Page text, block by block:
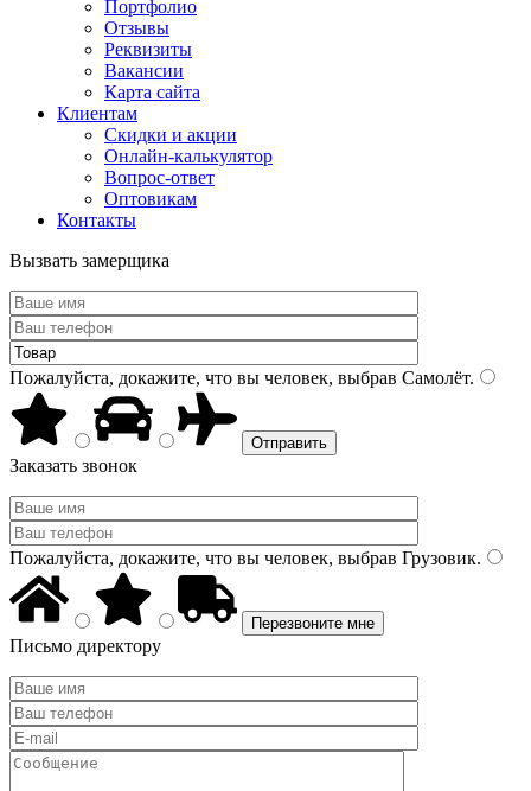
Портфолио
Отзывы
Реквизиты
Вакансии
Карта сайта
Клиентам
Скидки и акции
Онлайн-калькулятор
Вопрос-ответ
Оптовикам
Контакты
Вызвать замерщика
Пожалуйста, докажите, что вы человек, выбрав Самолёт.
Заказать звонок
Пожалуйста, докажите, что вы человек, выбрав Грузовик.
Письмо директору